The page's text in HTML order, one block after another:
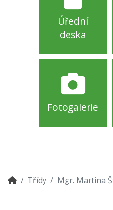
Úřední
deska
Fotogalerie
Třídy Mgr. Martina